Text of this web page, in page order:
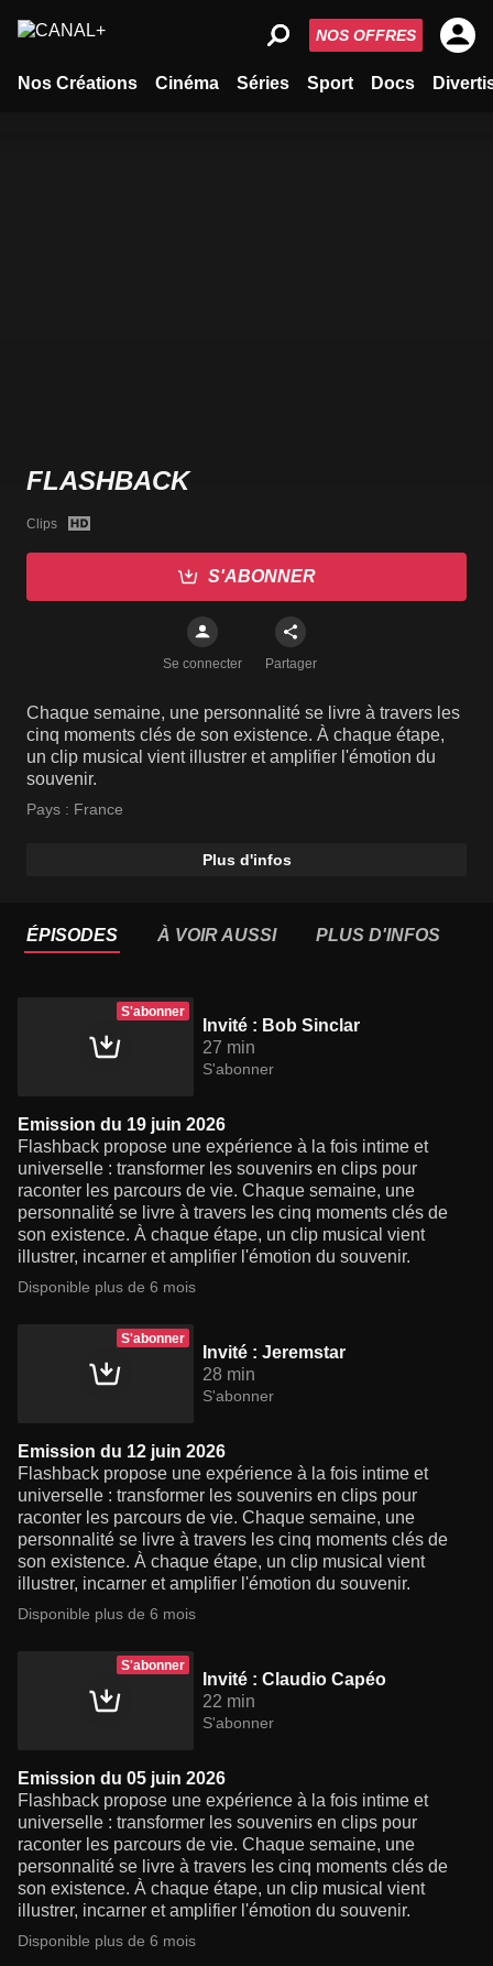
Nos Créations Cinéma Séries Sport Docs
NOS OFFRES
FLASHBACK
Clips
S'ABONNER
Se connecter Partager
Chaque semaine, une personnalité se livre à travers les
cinq moments clés de son existence. À chaque étape,
un clip musical vient illustrer et amplifier l'émotion du
souvenir.
Pays : France
Plus d'infos
ÉPISODES À VOIR AUSSI PLUS D'INFOS
S'abonner
Invité : Bob Sinclar
27 min
S'abonner
Emission du 19 juin 2026
Flashback propose une expérience à la fois intime et
universelle : transformer les souvenirs en clips pour
raconter les parcours de vie. Chaque semaine, une
personnalité se livre à travers les cinq moments clés de
son existence. À chaque étape, un clip musical vient
illustrer, incarner et amplifier l'émotion du souvenir.
Disponible plus de 6 mois
S'abonner
Invité : Jeremstar
28 min
S'abonner
Emission du 12 juin 2026
Flashback propose une expérience à la fois intime et
universelle : transformer les souvenirs en clips pour
raconter les parcours de vie. Chaque semaine, une
personnalité se livre à travers les cinq moments clés de
son existence. À chaque étape, un clip musical vient
illustrer, incarner et amplifier l'émotion du souvenir.
Disponible plus de 6 mois
S'abonner
Invité : Claudio Capéo
22 min
S'abonner
Emission du 05 juin 2026
Flashback propose une expérience à la fois intime et
universelle : transformer les souvenirs en clips pour
raconter les parcours de vie. Chaque semaine, une
personnalité se livre à travers les cinq moments clés de
son existence. À chaque étape, un clip musical vient
illustrer, incarner et amplifier l'émotion du souvenir.
Disponible plus de 6 mois